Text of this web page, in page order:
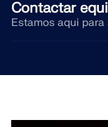
Contactar
Estamos aqui para